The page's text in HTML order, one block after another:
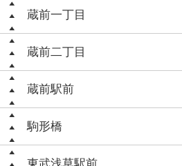
蔵前一丁目
蔵前二丁目
蔵前駅前
駒形橋